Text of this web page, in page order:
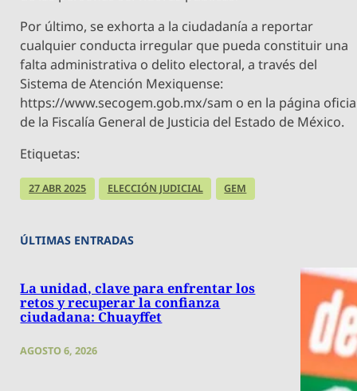
Por último, se exhorta a la ciudadanía a reportar
cualquier conducta irregular que pueda constituir una
falta administrativa o delito electoral, a través del
Sistema de Atención Mexiquense:
https://www.secogem.gob.mx/sam o en la página
de la Fiscalía General de Justicia del Estado de México.
Etiquetas:
27 ABR 2025 ELECCIÓN JUDICIAL GEM
ÚLTIMAS ENTRADAS
La unidad, clave para enfrentar los
retos y recuperar la confianza
ciudadana: Chuayffet
AGOSTO 6, 2026